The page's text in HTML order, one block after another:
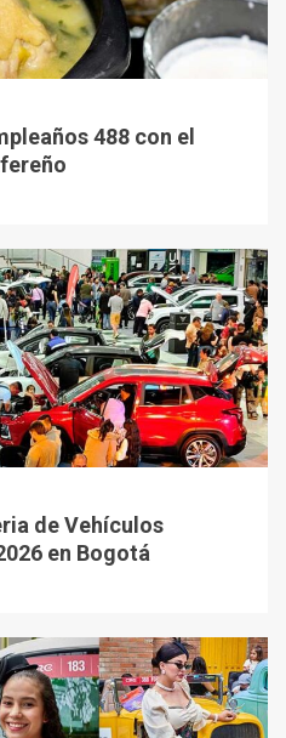
488 con el
de Vehículos
en Bogotá